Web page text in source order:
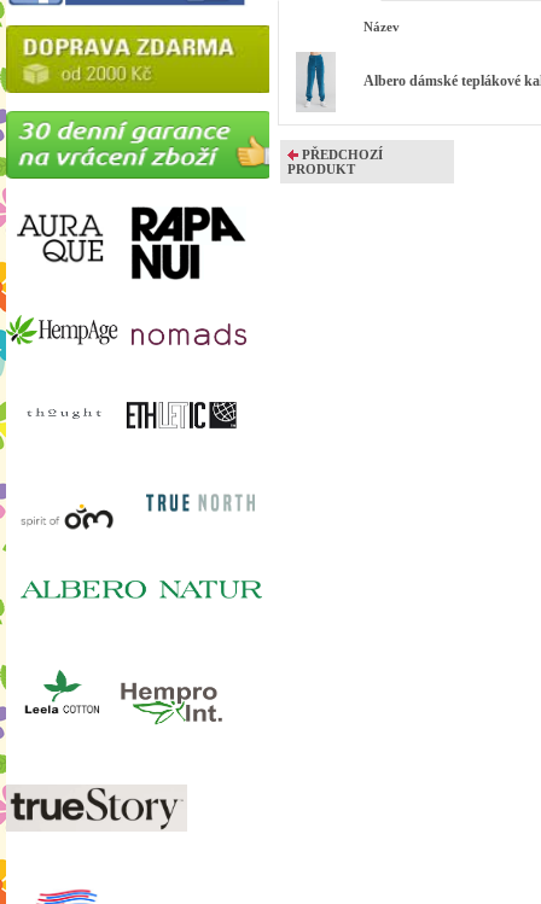
Název
Albero dámské teplákové
PŘEDCHOZÍ
PRODUKT